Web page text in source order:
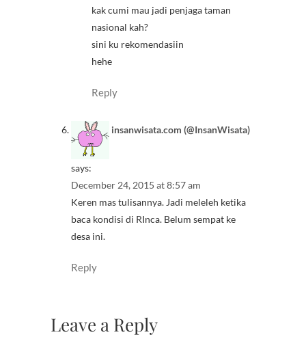
kak cumi mau jadi penjaga taman
nasional kah?
sini ku rekomendasiin
hehe
Reply
insanwisata.com (@InsanWisata)
says:
December 24, 2015 at 8:57 am
Keren mas tulisannya. Jadi meleleh ketika
baca kondisi di RInca. Belum sempat ke
desa ini.
Reply
Leave a Reply